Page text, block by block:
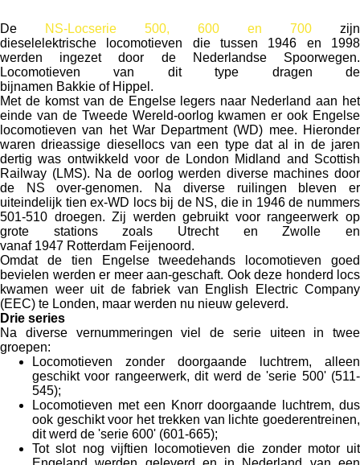
De NS-Locserie 500, 600 en 700 zijn
dieselelektrische locomotieven die tussen 1946 en 1998
werden ingezet door de Nederlandse Spoorwegen.
Locomotieven van dit type dragen de
bijnamen Bakkie of Hippel.
Met de komst van de Engelse legers naar Nederland aan het
einde van de Tweede Wereld-oorlog kwamen er ook Engelse
locomotieven van het War Department (WD) mee. Hieronder
waren drieassige diesellocs van een type dat al in de jaren
dertig was ontwikkeld voor de London Midland and Scottish
Railway (LMS). Na de oorlog werden diverse machines door
de NS over-genomen. Na diverse ruilingen bleven er
uiteindelijk tien ex-WD locs bij de NS, die in 1946 de nummers
501-510 droegen. Zij werden gebruikt voor rangeerwerk op
grote stations zoals Utrecht en Zwolle en
vanaf 1947 Rotterdam Feijenoord.
Omdat de tien Engelse tweedehands locomotieven goed
bevielen werden er meer aan-geschaft. Ook deze honderd locs
kwamen weer uit de fabriek van English Electric Company
(EEC) te Londen, maar werden nu nieuw geleverd.
Drie series
Na diverse vernummeringen viel de serie uiteen in twee
groepen:
Locomotieven zonder doorgaande luchtrem, alleen
geschikt voor rangeerwerk, dit werd de 'serie 500' (511-
545);
Locomotieven met een Knorr doorgaande luchtrem, dus
ook geschikt voor het trekken van lichte goederentreinen,
dit werd de 'serie 600' (601-665);
Tot slot nog vijftien locomotieven die zonder motor uit